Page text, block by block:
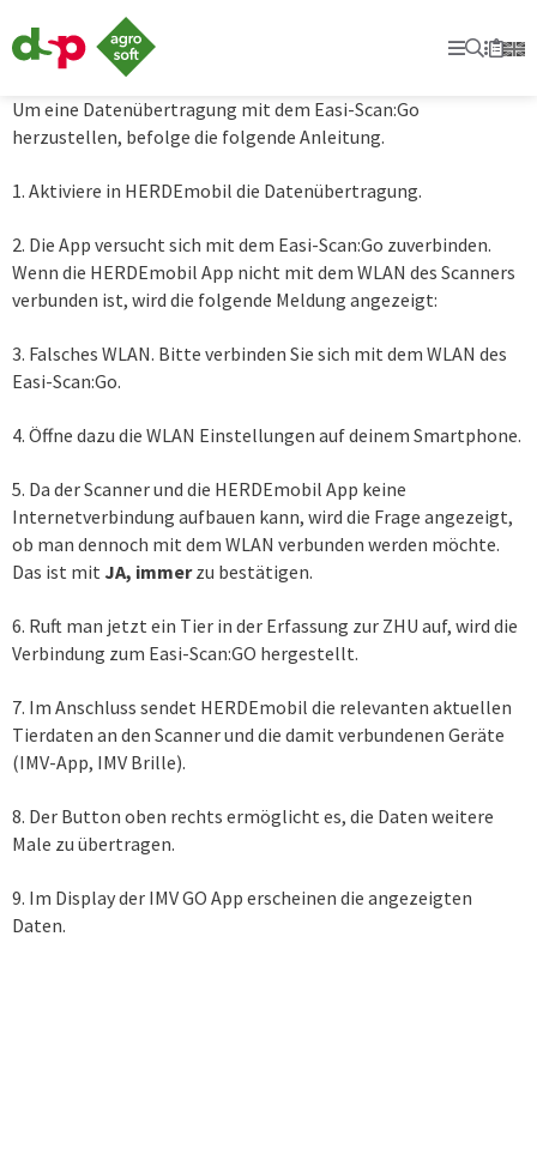
mit
System.
Primary
Suche
Um eine Datenübertragung mit dem Easi-Scan:Go
herzustellen, befolge die folgende Anleitung.
1. Aktiviere in HERDEmobil die Datenübertragung.
2. Die App versucht sich mit dem Easi-Scan:Go zuverbinden.
Wenn die HERDEmobil App nicht mit dem WLAN des Scanners
verbunden ist, wird die folgende Meldung angezeigt:
3. Falsches WLAN. Bitte verbinden Sie sich mit dem WLAN des
Easi-Scan:Go.
4. Öffne dazu die WLAN Einstellungen auf deinem Smartphone.
5. Da der Scanner und die HERDEmobil App keine
Internetverbindung aufbauen kann, wird die Frage angezeigt,
ob man dennoch mit dem WLAN verbunden werden möchte.
Das ist mit JA, immerzu bestätigen.
6. Ruft man jetzt ein Tier in der Erfassung zur ZHU auf, wird die
Verbindung zum Easi-Scan:GO hergestellt.
7. Im Anschluss sendet HERDEmobil die relevanten aktuellen
Tierdaten an den Scanner und die damit verbundenen Geräte
(IMV-App, IMV Brille).
8. Der Button oben rechts ermöglicht es, die Daten weitere
Male zu übertragen.
9. Im Display der IMV GO App erscheinen die angezeigten
Daten.